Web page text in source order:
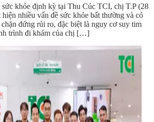
sức khỏe định kỳ tại Thu Cúc TCI, chị T.P (28
nhiều vấn đề sức khỏe bất thường và có
đứng rủi ro, đặc biệt là nguy cơ suy tim
trình đi khám của chị […]